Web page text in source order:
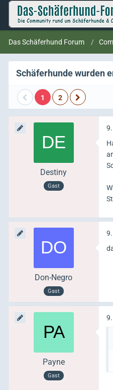
Das Schäferhund Forum
Schäferhunde wurden
1 2
Destiny
Gast
Don-Negro
Gast
Payne
Gast